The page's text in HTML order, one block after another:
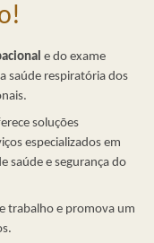
e do exame
saúde respiratória dos
soluções
especializados em
saúde e segurança do
trabalho e promova um